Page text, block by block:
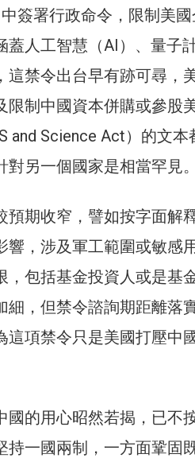
簽署行政命令，限制美
蓋人工智慧（AI）、量子
這禁令出台早有跡可尋，
限制中國資本併購或參股
and Science Act）的文
另一個國家是相當罕見。
預期收窄，譬如按字面解
響，涉及軍工範圍或敏感
，包括基金投資人或是基
細，但禁令諮詢期距離落
這項禁令只是美國打壓中
國的用心昭然若揭，已不
持一國兩制，一方面鞏固